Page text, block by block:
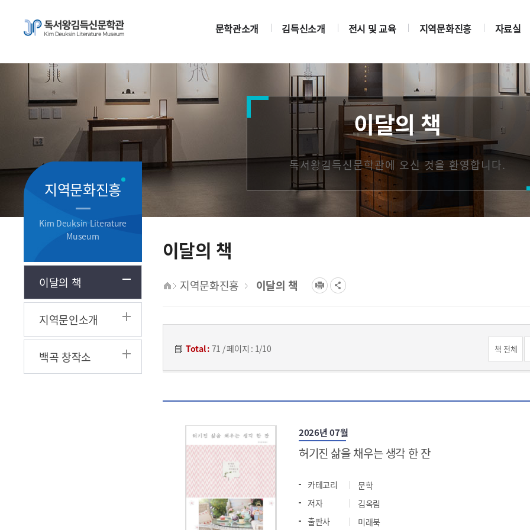
문학관소개 김득신소개 전시 및 교육 지역문화진흥 자료실
이달의 책
독서왕김득신문학관에 오신 것을 환영합니다.
지역문화진흥
Kim Deuksin Literature
Museum
이달의 책
지역문인소개
백곡 창작소
이달의 책
지역문화진흥 이달의 책
Total : 71 /페이지 : 1/10
2026년 07월
허기진 삶을 채우는 생각 한 잔
카테고리
문학
저자
김옥림
출판사
미래북